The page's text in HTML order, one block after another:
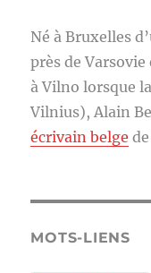
Né à Bruxelles
près de
à Vilno lorsque
Vilnius), Alain
écrivain belge
MOTS-LIENS